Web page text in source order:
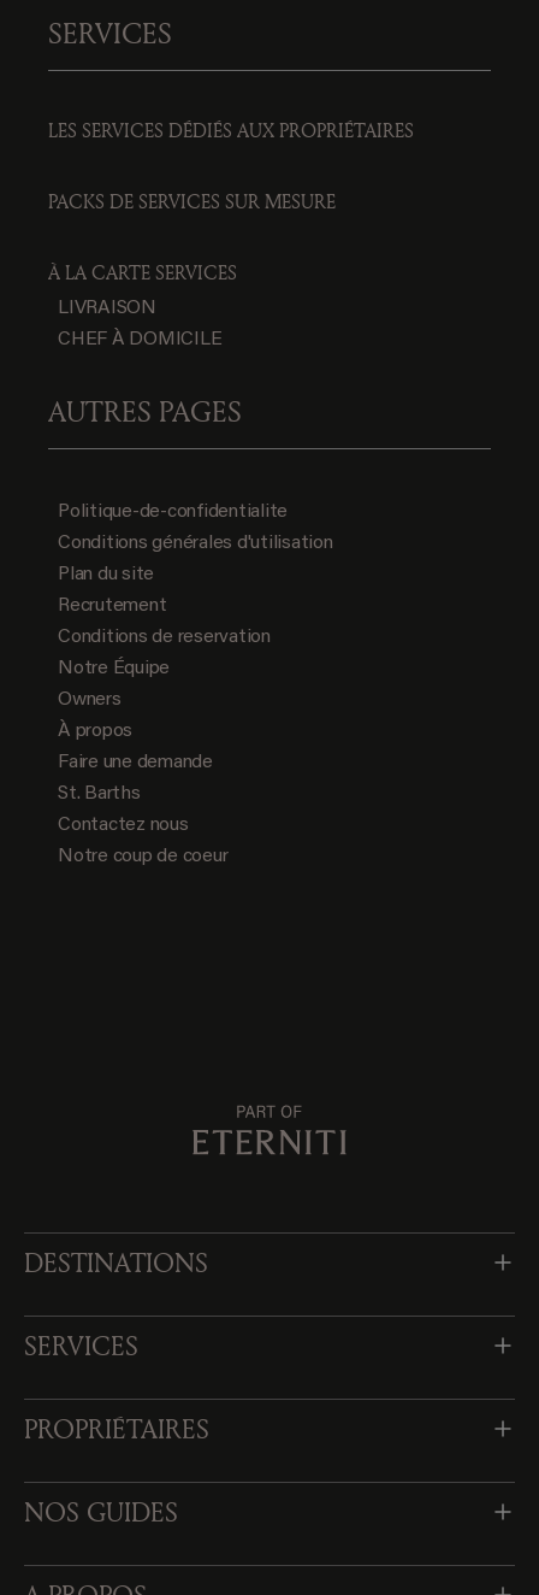
SERVICES
LES SERVICES DÉDIÉS AUX PROPRIÉTAIRES
PACKS DE SERVICES SUR MESURE
À LA CARTE SERVICES
LIVRAISON
CHEF À DOMICILE
AUTRES PAGES
Politique-de-confidentialite
Conditions générales d'utilisation
Plan du site
Recrutement
Conditions de reservation
Notre Équipe
Owners
À propos
Faire une demande
St. Barths
Contactez nous
Notre coup de coeur
DESTINATIONS
SERVICES
PROPRIÉTAIRES
NOS GUIDES